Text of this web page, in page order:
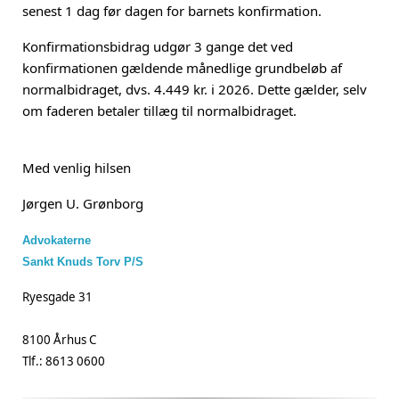
senest 1 dag før dagen for barnets konfirmation.
Konfirmationsbidrag udgør 3 gange det ved
konfirmationen gældende månedlige grundbeløb af
normalbidraget, dvs. 4.449 kr. i 2026. Dette gælder, selv
om faderen betaler tillæg til normalbidraget.
Med venlig hilsen
Jørgen U. Grønborg
Advokaterne
Sankt Knuds Torv P/S
Ryesgade 31
8100 Århus C
Tlf.: 8613 0600